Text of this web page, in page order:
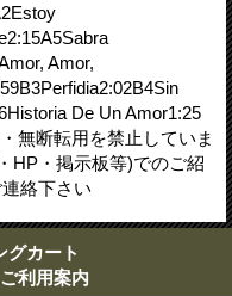
Amor,
De Un Amor1:25
無断転用を禁止していま
HP・掲示板等)でのご紹
連絡下さい
グカート
ご利用案内